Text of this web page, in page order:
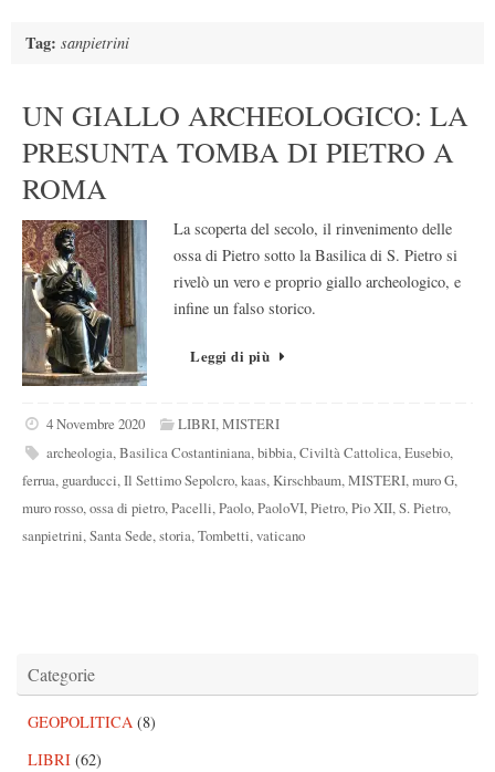
Tag: sanpietrini
UN GIALLO ARCHEOLOGICO: LA
PRESUNTA TOMBA DI PIETRO A
ROMA
La scoperta del secolo, il rinvenimento delle
ossa di Pietro sotto la Basilica di S. Pietro si
rivelò un vero e proprio giallo archeologico, e
infine un falso storico.
Leggi di più
4 Novembre 2020 LIBRI,MISTERI
archeologia,Basilica Costantiniana,bibbia,Civiltà Cattolica,Eusebio,
ferrua, guarducci,Il Settimo Sepolcro,kaas,Kirschbaum,MISTERI,muro G,
muro rosso,ossa di pietro,Pacelli,Paolo,PaoloVI,Pietro,Pio XII,S. Pietro,
sanpietrini,Santa Sede,storia,Tombetti,vaticano
Categorie
GEOPOLITICA (8)
LIBRI (62)